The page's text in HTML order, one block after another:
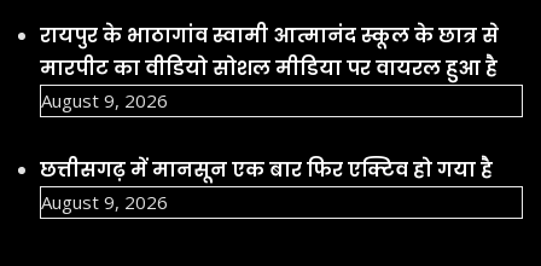
रायपुर के भाठागांव स्वामी आत्मानंद स्कूल के छात्र से
मारपीट का वीडियो सोशल मीडिया पर वायरल हुआ है
August 9, 2026
छत्तीसगढ़ में मानसून एक बार फिर एक्टिव हो गया है
August 9, 2026